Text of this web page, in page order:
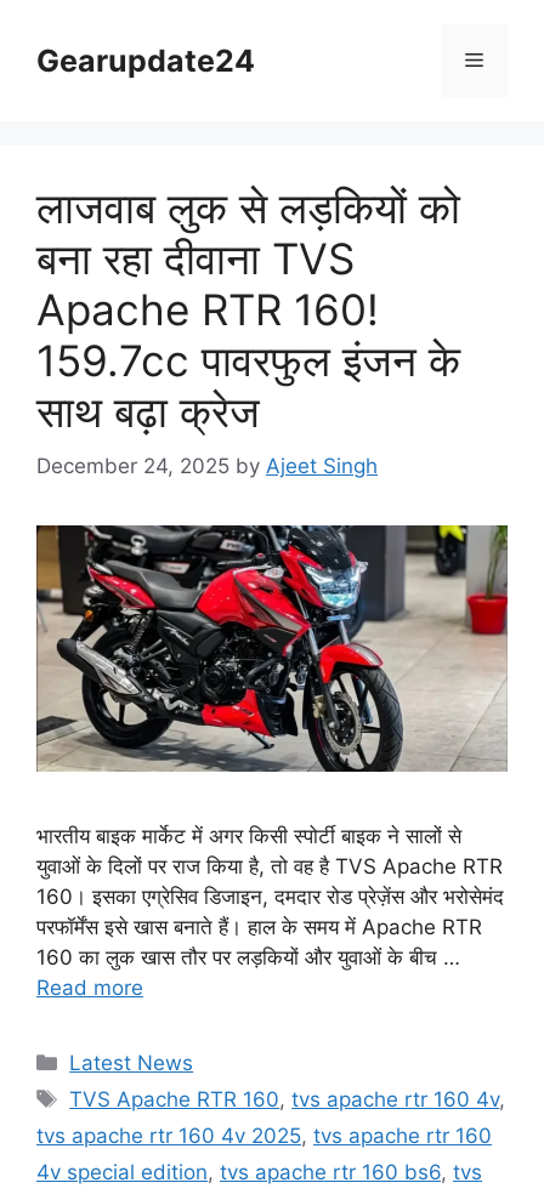
contentGearupdate24 Menu
लाजवाब लुक से लड़कियों को
बना रहा दीवाना TVS
Apache RTR 160!
159.7cc पावरफुल इंजन के
साथ बढ़ा क्रेज
December 24, 2025 by Ajeet Singh
भारतीय बाइक मार्केट में अगर किसी स्पोर्टी बाइक ने सालों से
युवाओं के दिलों पर राज किया है, तो वह है TVS Apache RTR
160। इसका एग्रेसिव डिजाइन, दमदार रोड प्रेज़ेंस और भरोसेमंद
परफॉर्मेंस इसे खास बनाते हैं। हाल के समय में Apache RTR
160 का लुक खास तौर पर लड़कियों और युवाओं के बीच …
Read more
Categories
Latest News
Tags
TVS Apache RTR 160,tvs apache rtr 160 4v,
tvs apache rtr 160 4v 2025, tvs apache rtr 160
4v special edition, tvs apache rtr 160 bs6, tvs